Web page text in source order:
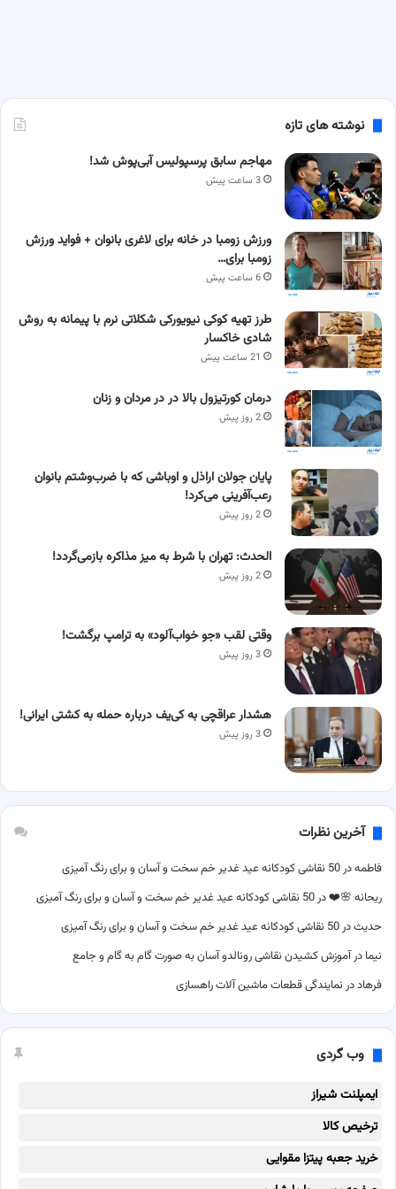
نوشته های تازه
مهاجم سابق پرسپولیس آبی‌پوش شد!
3 ساعت پیش
ورزش زومبا در خانه برای لاغری بانوان + فواید ورزش
زومبا برای…
6 ساعت پیش
طرز تهیه کوکی نیویورکی شکلاتی نرم با پیمانه به روش
شادی خاکسار
21 ساعت پیش
درمان کورتیزول بالا در در مردان و زنان
2 روز پیش
پایان جولان اراذل و اوباشی که با ضرب‌وشتم بانوان
رعب‌آفرینی می‌کرد!
2 روز پیش
الحدث: تهران با شرط به میز مذاکره بازمی‌گردد!
2 روز پیش
وقتی لقب «جو خواب‌آلود» به ترامپ برگشت!
3 روز پیش
هشدار عراقچی به کی‌یف درباره حمله به کشتی ایرانی!
3 روز پیش
آخرین نظرات
فاطمهدر50 نقاشی کودکانه عید غدیر خم سخت و آسان و برای رنگ آمیزی
ریحانه 🌸❤️در50 نقاشی کودکانه عید غدیر خم سخت و آسان و برای رنگ آمیزی
حدیثدر50 نقاشی کودکانه عید غدیر خم سخت و آسان و برای رنگ آمیزی
نیما درآموزش کشیدن نقاشی رونالدو آسان به صورت گام به گام و جامع
فرهاددر نمایندگی قطعات ماشین آلات راهسازی
وب گردی
ایمپلنت شیراز
ترخیص کالا
خرید جعبه پیتزا مقوایی